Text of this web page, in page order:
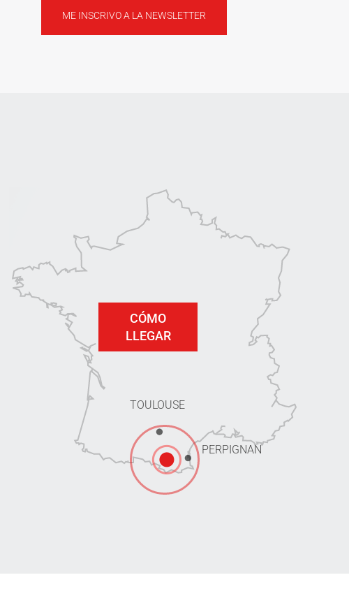
ME INSCRIVO A LA NEWSLETTER
TOULOUSE
PERPIGNAN
CÓMO
LLEGAR